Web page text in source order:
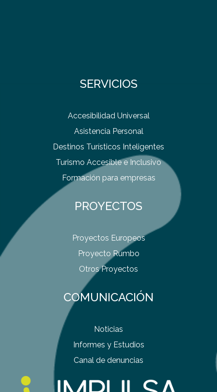
SERVICIOS
Accesibilidad Universal
Asistencia Personal
Destinos Turísticos Inteligentes
Turismo Accesible e Inclusivo
Formación para empresas
PROYECTOS
Proyectos Europeos
Proyecto Rumbo
Otros Proyectos
COMUNICACIÓN
Noticias
Informes y Estudios
Canal de denuncias